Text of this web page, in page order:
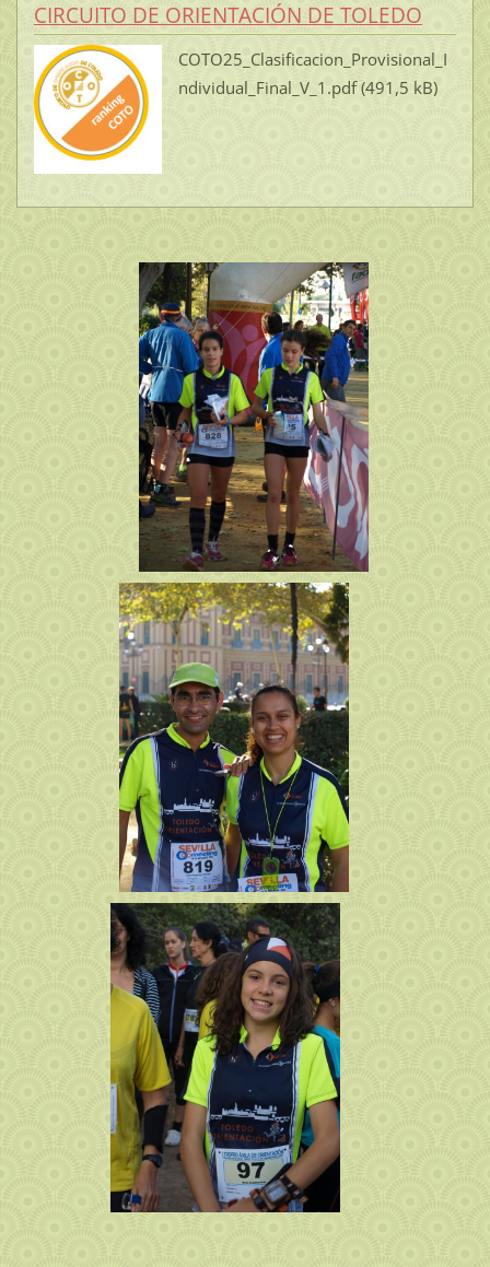
CIRCUITO DE ORIENTACIÓN DE TOLEDO
COTO25_Clasificacion_Provisional_I
ndividual_Final_V_1.pdf (491,5 kB)